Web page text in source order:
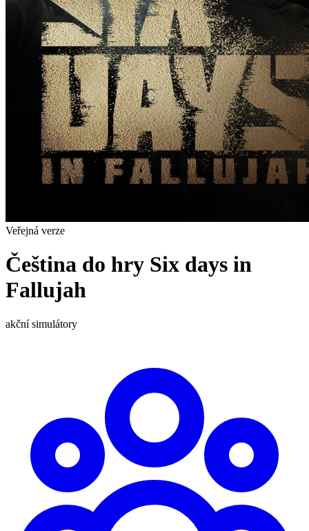
Veřejná verze
Čeština do hry Six days in
Fallujah
akční simulátory